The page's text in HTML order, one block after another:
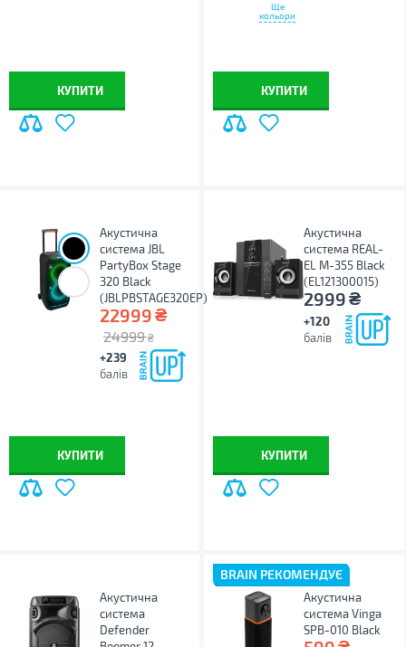
КУПИТИ
Ще
кольори
КУПИТИ
Акустична
система JBL
PartyBox Stage
320 Black
(JBLPBSTAGE320EP)
22999₴
24999 ₴
+239
балів
КУПИТИ
Акустична
система REAL-
EL M-355 Black
(EL121300015)
2999₴
+120
балів
КУПИТИ
Акустична
система
Defender
BRAIN РЕКОМЕНДУЄ
Акустична
система Vinga
SPB-010 Black